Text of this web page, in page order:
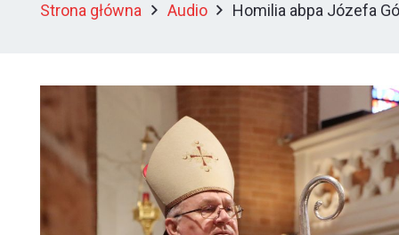
Strona główna Audio Homilia abpa Józefa